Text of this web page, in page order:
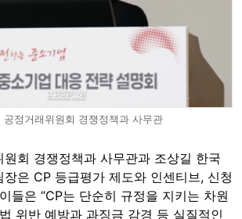
공정거래위원회 경쟁정책과 사무관
원회 경쟁정책과 사무관과 조상길 한국
장은 CP 등급평가 제도와 인센티브, 신청
들은 “CP는 단순히 규정을 지키는 차원
위반 예방과 과징금 감경 등 실질적인